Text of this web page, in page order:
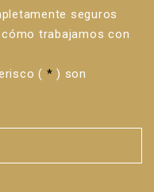
seguros
trabajamos con
( * ) son